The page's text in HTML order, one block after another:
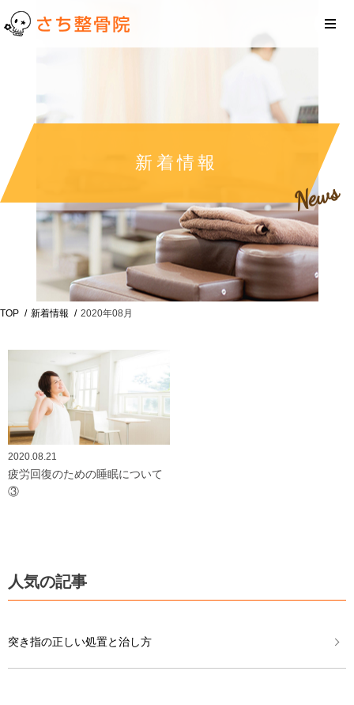
新着情報
News
TOP 新着情報 2020年08月
2020.08.21
疲労回復のための睡眠について
③
人気の記事
突き指の正しい処置と治し方